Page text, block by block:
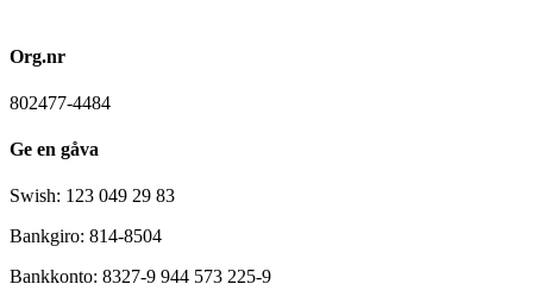
Org.nr
802477-4484
Ge en gåva
Swish: 123 049 29 83
Bankgiro: 814-8504
Bankkonto: 8327-9 944 573 225-9